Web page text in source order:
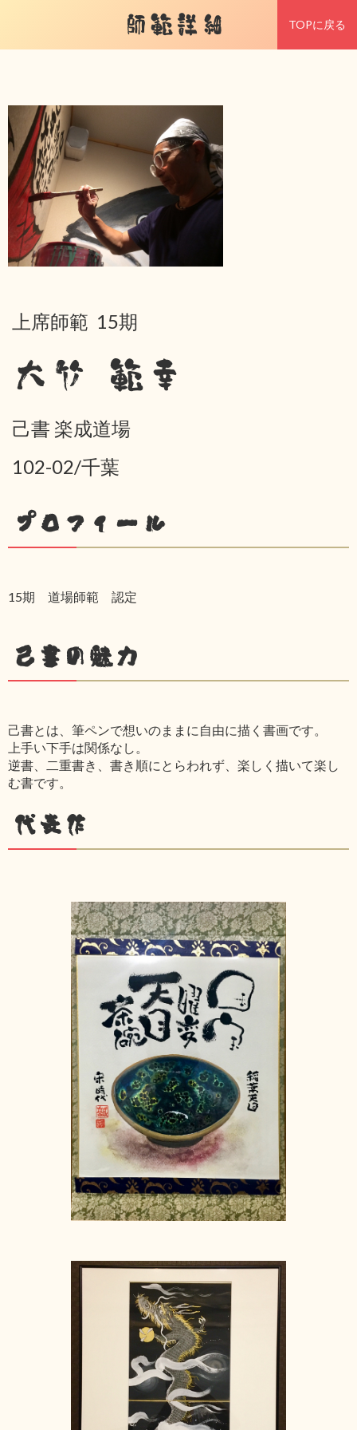
師範詳細 TOPに戻る
上席師範 15期
大竹 範幸
己書 楽成道場
102-02/千葉
プロフィール
15期 道場師範 認定
己書の魅力
己書とは、筆ペンで想いのままに自由に描く書画です。
上手い下手は関係なし。
逆書、二重書き、書き順にとらわれず、楽しく描いて楽し
む書です。
代表作